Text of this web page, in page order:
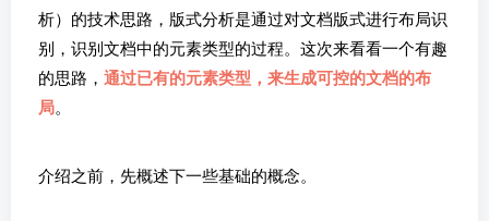
析）的技术思路，版式分析是通过对文档版式进行布局识
别，识别文档中的元素类型的过程。这次来看看一个有趣
的思路， 通过已有的元素类型，来生成可控的文档的布
局。
介绍之前，先概述下一些基础的概念。